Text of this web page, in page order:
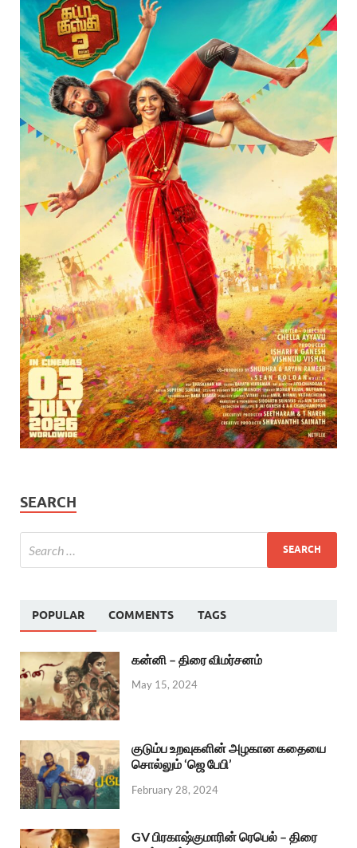
SEARCH
POPULAR COMMENTS TAGS
கன்னி – திரை விமர்சனம்
May 15, 2024
குடும்ப உறவுகளின் அழகான கதையை
சொல்லும் ‘ஜெ பேபி’
February 28, 2024
GV பிரகாஷ்குமாரின் ரெபெல் – திரை